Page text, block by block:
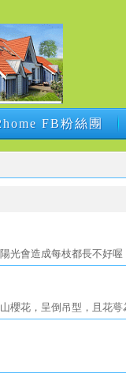
FB粉絲團
FB粉絲團
光會造成每枝都長不好喔
櫻花，呈倒吊型，且花萼